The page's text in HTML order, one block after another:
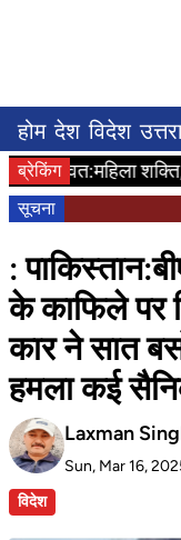
होम देश विदेश
ब्रेकिंग
चंपावत:महिला शक्ति,
सूचना
:
के काफिले पर
कार ने सात
हमला कई
Laxman
Sun, Mar 16,
विदेश